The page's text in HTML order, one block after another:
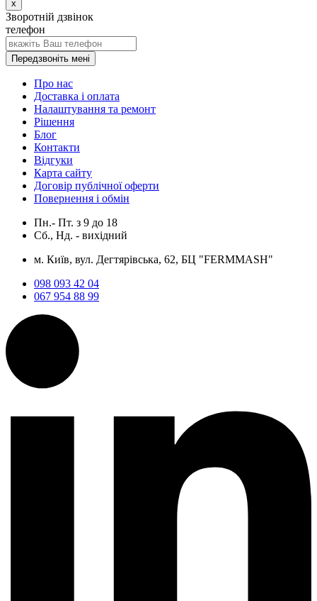
x
Зворотній дзвінок
телефон
Передзвоніть мені
Про нас
Доставка і оплата
Налаштування та ремонт
Рішення
Блог
Контакти
Відгуки
Карта сайту
Договір публічної оферти
Повернення і обмін
Пн.- Пт. з 9 до 18
Сб., Нд. - вихідний
м. Київ, вул. Дегтярівська, 62, БЦ "FERMMASH"
098 093 42 04
067 954 88 99